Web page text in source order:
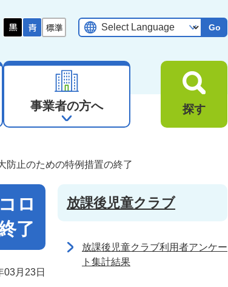
Go
事業者の方へ 探す
防止のための特例措置の終了
ロ
了
03月23日
放課後児童クラブ
放課後児童クラブ利用者アンケー
ト集計結果